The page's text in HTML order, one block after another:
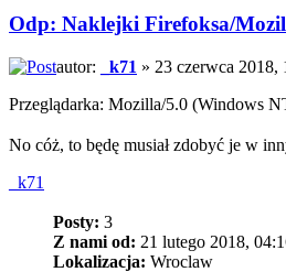
Odp: Naklejki Firefoksa/
autor: _k71 » 23 czerwca 2018,
Przeglądarka: Mozilla/5.0 (Windows
No cóż, to będę musiał zdobyć je w
_k71
Posty: 3
Z nami od: 21 lutego 2018,
Lokalizacja: Wroclaw